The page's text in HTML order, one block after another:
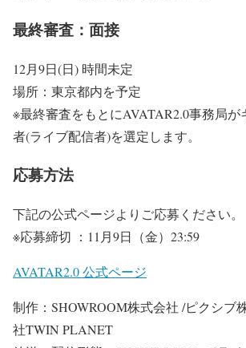
最終審査：面接
12月9日(日) 時間未定
場所：東京都内を予定
※最終審査をもとにAVATAR2.0事務局
者(ライブ配信者)を選定します。
応募方法
下記の公式ページよりご応募ください。
※応募締切 ：11月9日（金）23:59
AVATAR2.0 公式ページ
制作：SHOWROOM株式会社 /ピクシブ
社TWIN PLANET